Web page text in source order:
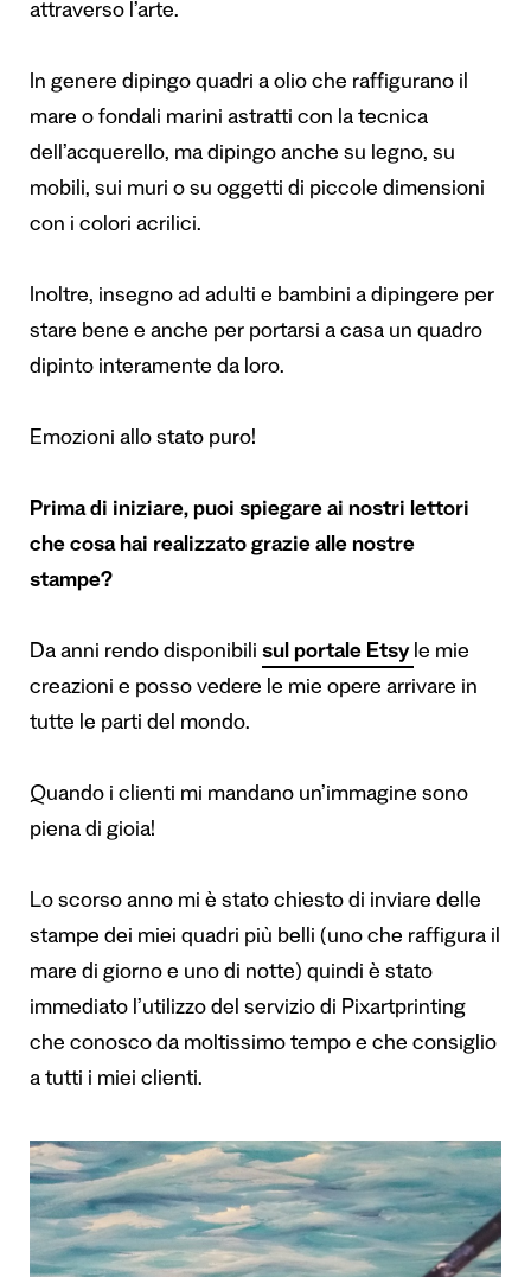
attraverso l’arte.
In genere dipingo quadri a olio che raffigurano il
mare o fondali marini astratti con la tecnica
dell’acquerello, ma dipingo anche su legno, su
mobili, sui muri o su oggetti di piccole dimensioni
con i colori acrilici.
Inoltre, insegno ad adulti e bambini a dipingere per
stare bene e anche per portarsi a casa un quadro
dipinto interamente da loro.
Emozioni allo stato puro!
Prima di iniziare, puoi spiegare ai nostri lettori
che cosa hai realizzato grazie alle nostre
stampe?
Da anni rendo disponibili sul portale Etsy le mie
creazioni e posso vedere le mie opere arrivare in
tutte le parti del mondo.
Quando i clienti mi mandano un’immagine sono
piena di gioia!
Lo scorso anno mi è stato chiesto di inviare delle
stampe dei miei quadri più belli (uno che raffigura il
mare di giorno e uno di notte) quindi è stato
immediato l’utilizzo del servizio di Pixartprinting
che conosco da moltissimo tempo e che consiglio
a tutti i miei clienti.